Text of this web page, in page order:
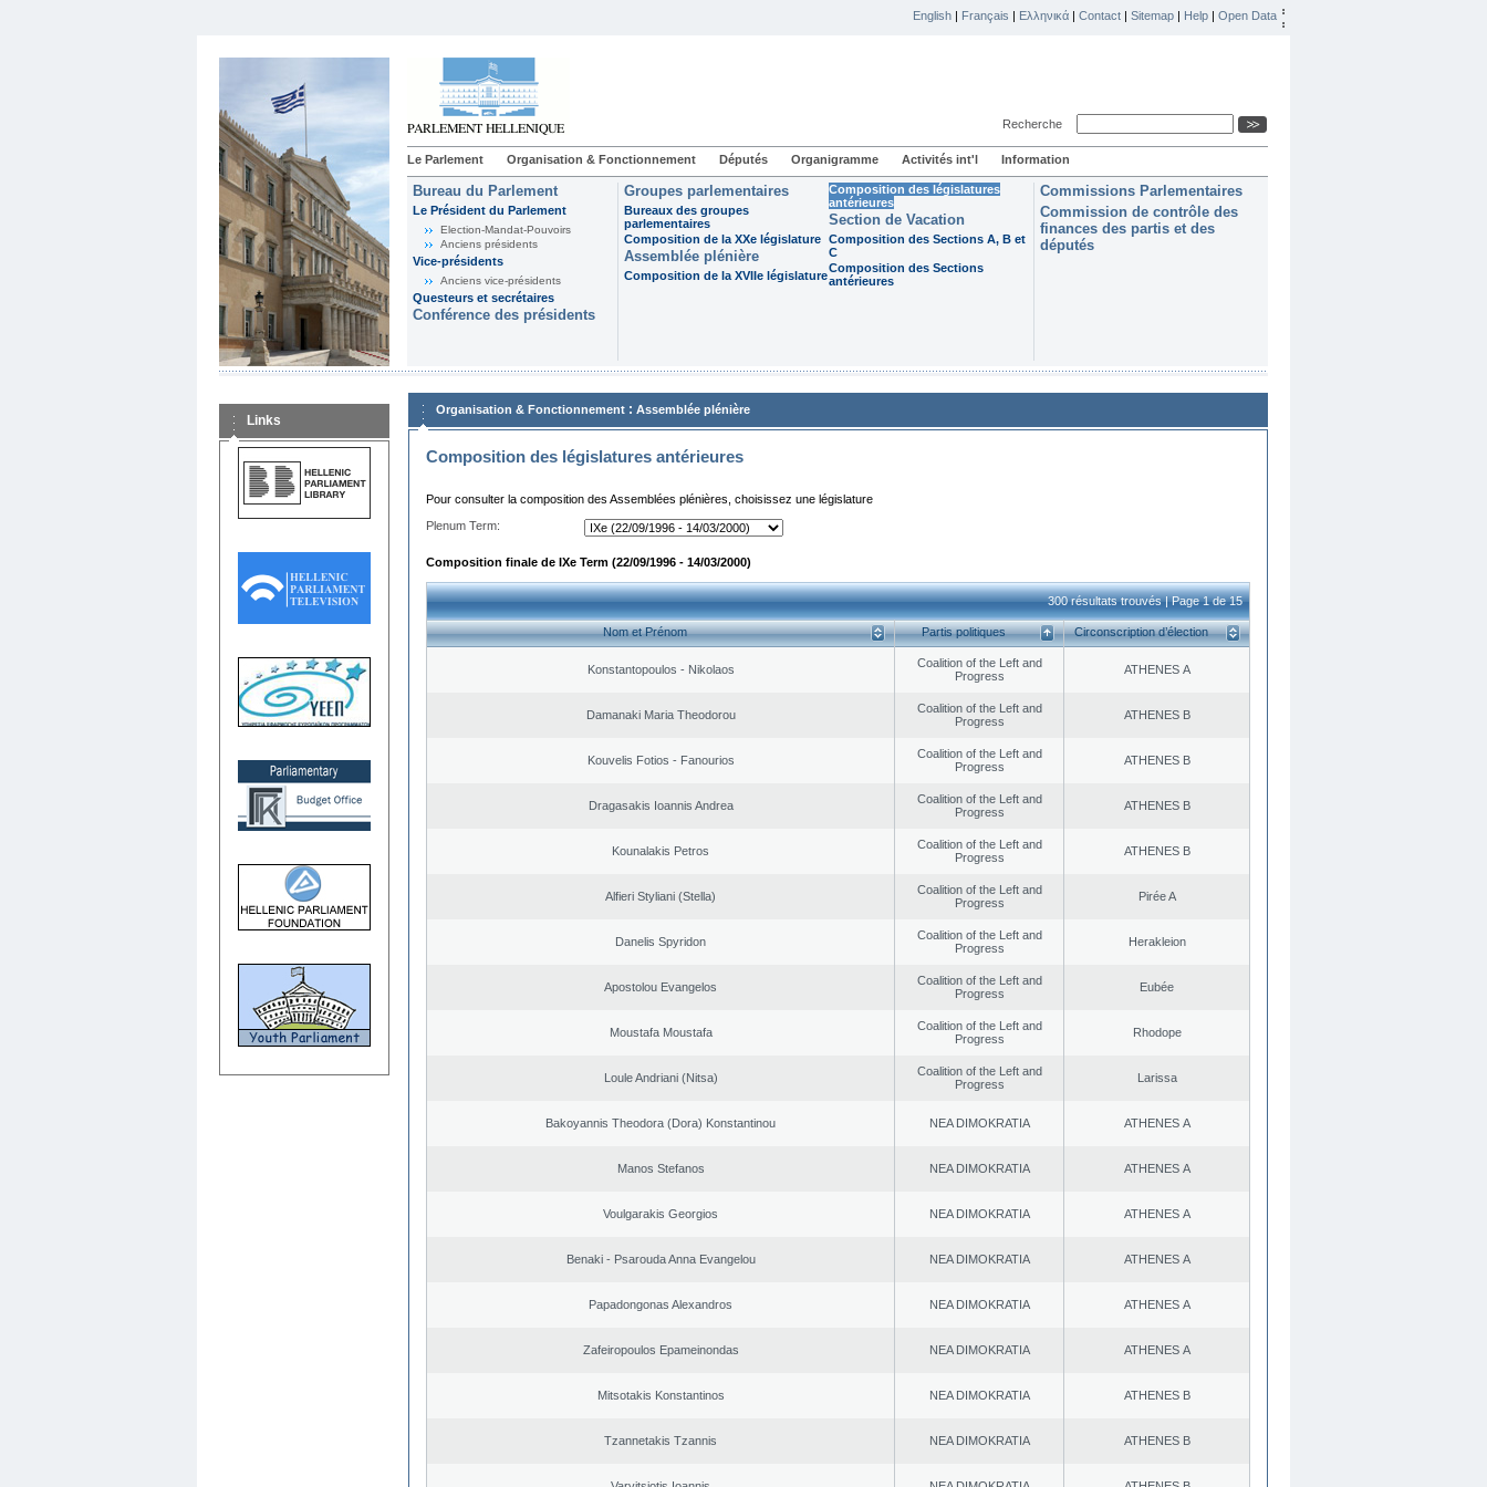
English | Français | Ελληνικά | Contact | Sitemap | Help | Open Data
Recherche
Le Parlement Organisation & Fonctionnement Députés Organigramme Activités int'l Information
Bureau du Parlement
Le Président du Parlement
Election-Mandat-Pouvoirs
Anciens présidents
Vice-présidents
Anciens vice-présidents
Questeurs et secrétaires
Conférence des présidents
Groupes parlementaires
Bureaux des groupes
parlementaires
Composition de la XXe législature
Assemblée plénière
Composition de la XVIIe législature
Composition des législatures
antérieures
Section de Vacation
Composition des Sections A, B et
C
Composition des Sections
antérieures
Commissions Parlementaires
Commission de contrôle des
finances des partis et des
députés
Links
Organisation & Fonctionnement : Assemblée plénière
Composition des législatures antérieures
Pour consulter la composition des Assemblées plénières, choisissez une législature
Plenum Term:
Composition finale de IXe Term (22/09/1996 - 14/03/2000)
300 résultats trouvés | Page 1 de 15
Nom et Prénom Partis politiques Circonscription d’élection
Konstantopoulos - Nikolaos
Coalition of the Left and
Progress
ATHENES Α
Damanaki Maria Theodorou
Coalition of the Left and
Progress
ATHENES Β
Kouvelis Fotios - Fanourios
Coalition of the Left and
Progress
ATHENES Β
Dragasakis Ioannis Andrea
Coalition of the Left and
Progress
ATHENES Β
Kounalakis Petros
Coalition of the Left and
Progress
ATHENES Β
Alfieri Styliani (Stella)
Coalition of the Left and
Progress
Pirée A
Danelis Spyridon
Coalition of the Left and
Progress
Herakleion
Apostolou Evangelos
Coalition of the Left and
Progress
Eubée
Moustafa Moustafa
Coalition of the Left and
Progress
Rhodope
Loule Andriani (Nitsa)
Coalition of the Left and
Progress
Larissa
Bakoyannis Theodora (Dora) Konstantinou NEA DΙMOKRATIA ATHENES Α
Manos Stefanos NEA DΙMOKRATIA ATHENES Α
Voulgarakis Georgios NEA DΙMOKRATIA ATHENES Α
Benaki - Psarouda Anna Evangelou NEA DΙMOKRATIA ATHENES Α
Papadongonas Alexandros NEA DΙMOKRATIA ATHENES Α
Zafeiropoulos Epameinondas NEA DΙMOKRATIA ATHENES Α
Mitsotakis Konstantinos NEA DΙMOKRATIA ATHENES Β
Tzannetakis Tzannis NEA DΙMOKRATIA ATHENES Β